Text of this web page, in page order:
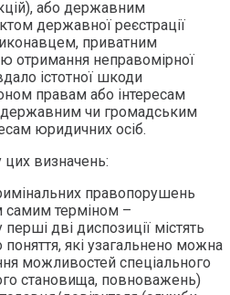
або державним
державної реєстрації
приватним
отримання неправомірної
істотної шкоди
правам або інтересам
чи громадським
юридичних осіб.
цих визначень:
правопорушень
самим терміном –
дві диспозиції містять
які узагальнено можна
можливостей спеціального
становища, повноважень)